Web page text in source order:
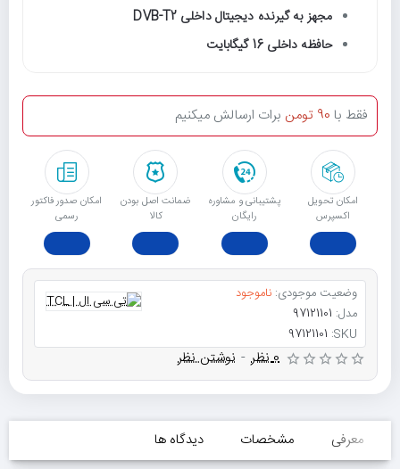
مجهز به گیرنده دیجیتال داخلی DVB-T2
حافظه داخلی 16 گیگابایت
امکان تحویل
اکسپرس
پشتیبانی و مشاوره
رایگان
ﺿﻤﺎﻧﺖ اﺻﻞ ﺑﻮدن
ﮐﺎﻟﺎ
امکان صدور فاکتور
رسمی
فقط با 90 تومن برات ارسالش میکنیم
وضعیت موجودی: ناموجود
مدل: 97121101
SKU:
97121101
0 نظر - نوشتن نظر
معرفی مشخصات
دیدگاه ها